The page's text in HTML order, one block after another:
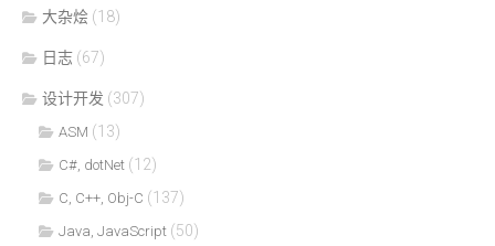
大杂烩 (18)
日志 (67)
设计开发 (307)
ASM (13)
C#, dotNet (12)
C, C++, Obj-C (137)
Java, JavaScript (50)